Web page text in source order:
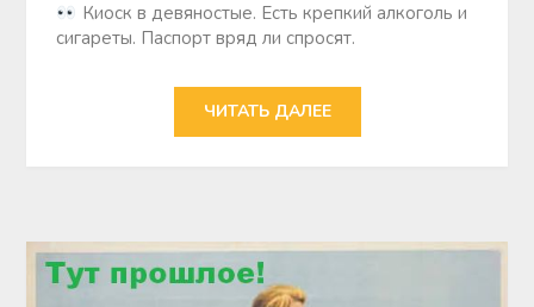
Киоск в девяностые. Есть крепкий алкоголь и
сигареты. Паспорт вряд ли спросят.
ЧИТАТЬ ДАЛЕЕ